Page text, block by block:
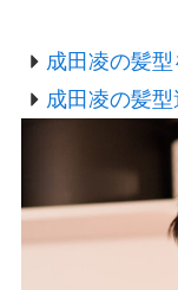
成田凌の髪
成田凌の髪